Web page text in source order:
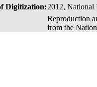
Digitization:2012,
Reproduction
from the